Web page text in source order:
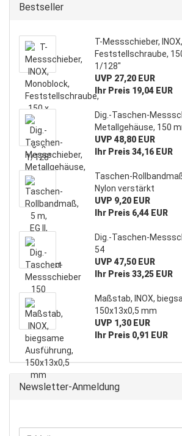
Bestseller
T-Messschieber,
Feststellschraube,
1/128"
UVP 27,20 EUR
Ihr Preis 19,04 EUR
Dig.-Taschen-
Metallgehäuse, 150
UVP 48,80 EUR
Ihr Preis 34,16 EUR
Taschen-
Nylon verstärkt
UVP 9,20 EUR
Ihr Preis 6,44 EUR
Dig.-Taschen-
54
UVP 47,50 EUR
Ihr Preis 33,25 EUR
Maßstab, INOX,
150x13x0,5 mm
UVP 1,30 EUR
Ihr Preis 0,91 EUR
Newsletter-Anmeldung